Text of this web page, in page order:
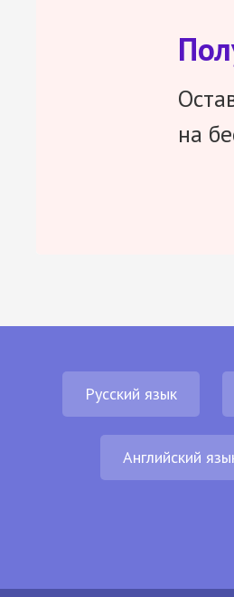
на
Русский язык
Английский